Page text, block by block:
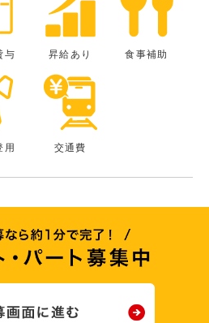
与 昇給あり 食事補助
用 交通費